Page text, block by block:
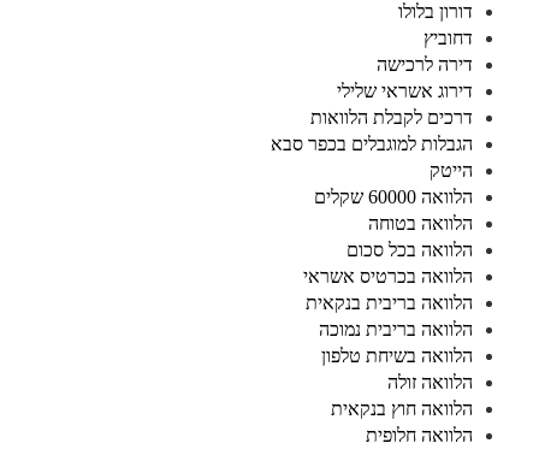
דורון בלולו
דחוביץ
דירה לרכישה
דירוג אשראי שלילי
דרכים לקבלת הלוואות
הגבלות למוגבלים בכפר סבא
הייטק
הלוואה 60000 שקלים
הלוואה בטוחה
הלוואה בכל סכום
הלוואה בכרטיס אשראי
הלוואה בריבית בנקאית
הלוואה בריבית נמוכה
הלוואה בשיחת טלפון
הלוואה זולה
הלוואה חוץ בנקאית
הלוואה חלופית